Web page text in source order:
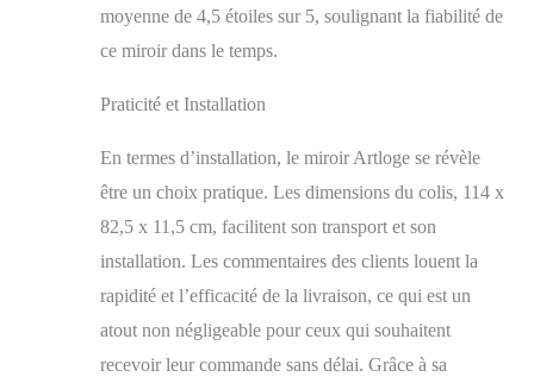
Agrandir Votre Espace
l'illusion d'une pièce
plus grande et plus
mural rectangulaire
optimisera la lumière
naturelle de vos pièces
Garantie et Service
Après-Vente - En tant
que fabricant
moyenne de 4,5 étoiles sur 5, soulignant la fiabilité de
ce miroir dans le temps.
Praticité et Installation
En termes d’installation, le miroir Artloge se révèle
être un choix pratique. Les dimensions du colis, 114 x
82,5 x 11,5 cm, facilitent son transport et son
installation. Les commentaires des clients louent la
rapidité et l’efficacité de la livraison, ce qui est un
atout non négligeable pour ceux qui souhaitent
recevoir leur commande sans délai. Grâce à sa